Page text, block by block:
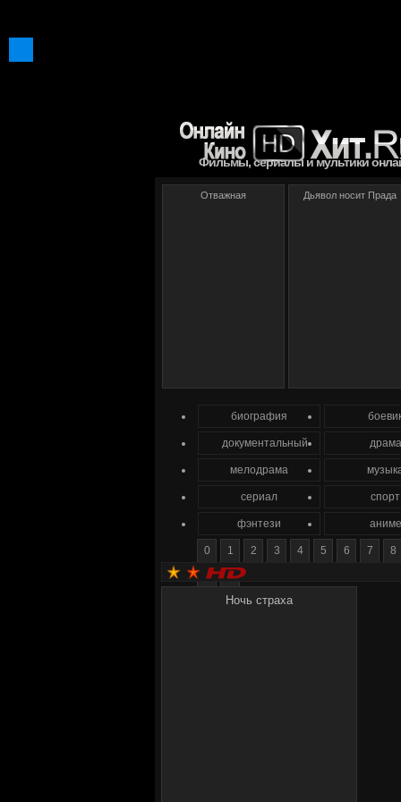
Фильмы, сериалы и мультики
Ночь страха
биография
документальный драма
мелодрама
сериал спорт
фэнтези аниме
0 1 2 3 4 5 6 7 8
Ю
Я
Отважная Дьявол носит Прада